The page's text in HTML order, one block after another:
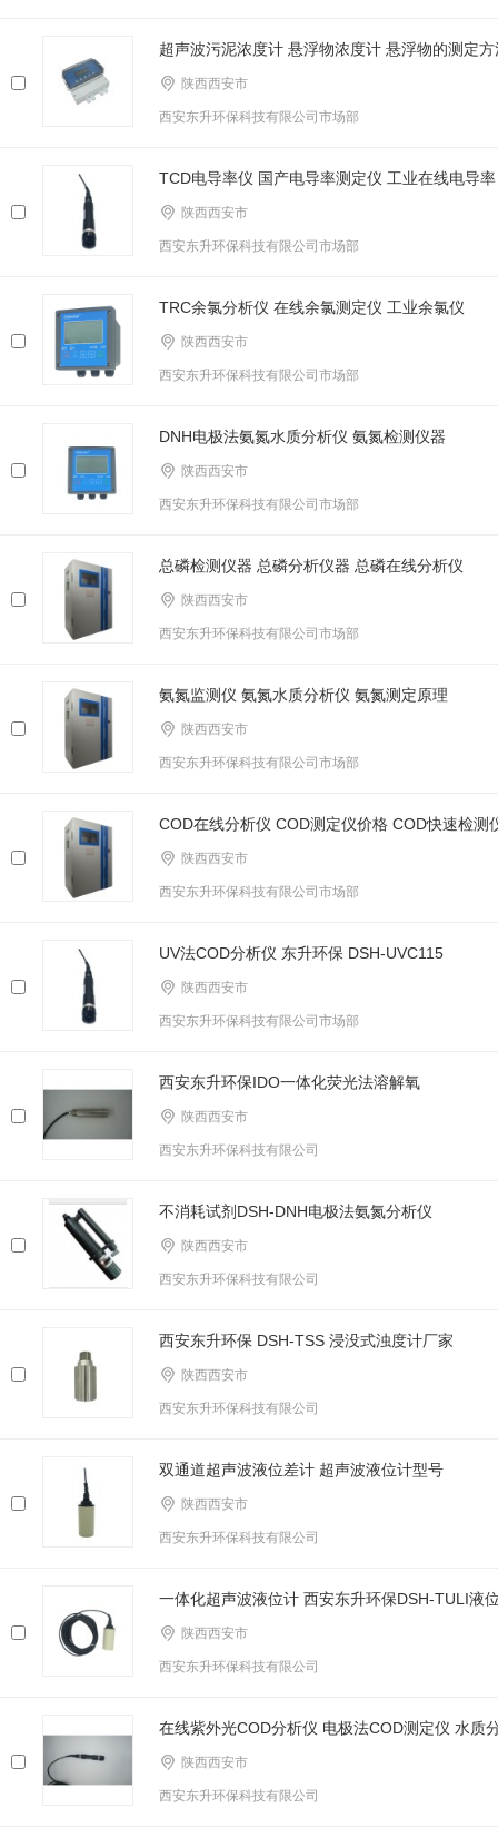
超声波污泥浓度计 悬浮物浓度计 悬浮物的测定方
陕西西安市
西安东升环保科技有限公司市场部
TCD电导率仪 国产电导率测定仪 工业在线电导率
陕西西安市
西安东升环保科技有限公司市场部
TRC余氯分析仪 在线余氯测定仪 工业余氯仪
陕西西安市
西安东升环保科技有限公司市场部
DNH电极法氨氮水质分析仪 氨氮检测仪器
陕西西安市
西安东升环保科技有限公司市场部
总磷检测仪器 总磷分析仪器 总磷在线分析仪
陕西西安市
西安东升环保科技有限公司市场部
氨氮监测仪 氨氮水质分析仪 氨氮测定原理
陕西西安市
西安东升环保科技有限公司市场部
COD在线分析仪 COD测定仪价格 COD快速检测
陕西西安市
西安东升环保科技有限公司市场部
UV法COD分析仪 东升环保 DSH-UVC115
陕西西安市
西安东升环保科技有限公司市场部
西安东升环保IDO一体化荧光法溶解氧
陕西西安市
西安东升环保科技有限公司
不消耗试剂DSH-DNH电极法氨氮分析仪
陕西西安市
西安东升环保科技有限公司
西安东升环保 DSH-TSS 浸没式浊度计厂家
陕西西安市
西安东升环保科技有限公司
双通道超声波液位差计 超声波液位计型号
陕西西安市
西安东升环保科技有限公司
一体化超声波液位计 西安东升环保DSH-TULI液
陕西西安市
西安东升环保科技有限公司
在线紫外光COD分析仪 电极法COD测定仪 水质
陕西西安市
西安东升环保科技有限公司